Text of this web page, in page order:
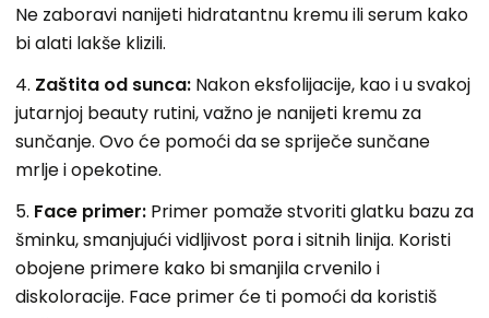
Ne zaboravi nanijeti hidratantnu kremu ili serum kako
bi alati lakše klizili.
4. Zaštita od sunca: Nakon eksfolijacije, kao i u svakoj
jutarnjoj beauty rutini, važno je nanijeti kremu za
sunčanje. Ovo će pomoći da se spriječe sunčane
mrlje i opekotine.
5. Face primer: Primer pomaže stvoriti glatku bazu za
šminku, smanjujući vidljivost pora i sitnih linija. Koristi
obojene primere kako bi smanjila crvenilo i
diskoloracije. Face primer će ti pomoći da koristiš